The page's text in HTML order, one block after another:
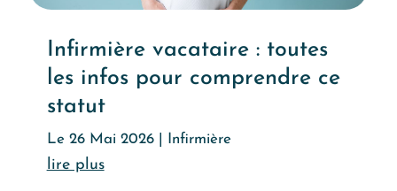
Infirmière vacataire : toutes
les infos pour comprendre ce
statut
Le 26 Mai 2026| Infirmière
Lire l'article